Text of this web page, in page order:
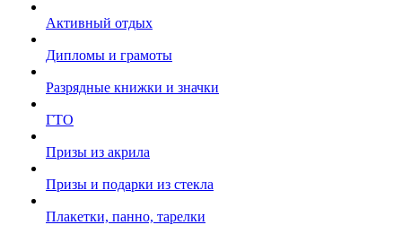
Активный отдых
Дипломы и грамоты
Разрядные книжки и значки
ГТО
Призы из акрила
Призы и подарки из стекла
Плакетки, панно, тарелки